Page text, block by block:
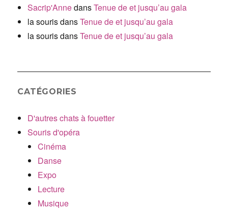
Sacrip'AnnedansTenue de et jusqu’au gala
la sourisdansTenue de et jusqu’au gala
la sourisdansTenue de et jusqu’au gala
CATÉGORIES
D'autres chats à fouetter
Souris d'opéra
Cinéma
Danse
Expo
Lecture
Musique